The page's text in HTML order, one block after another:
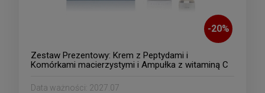
-20%
Zestaw Prezentowy: Krem z Peptydami i
Komórkami macierzystymi i Ampułka z witaminą C
Data ważności: 2027.07